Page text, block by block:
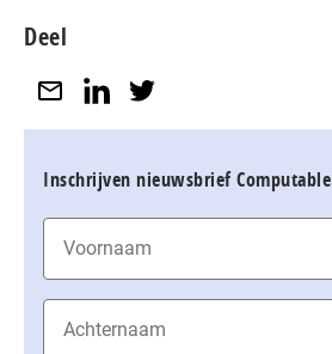
Deel
Inschrijven nieuwsbrief Computable